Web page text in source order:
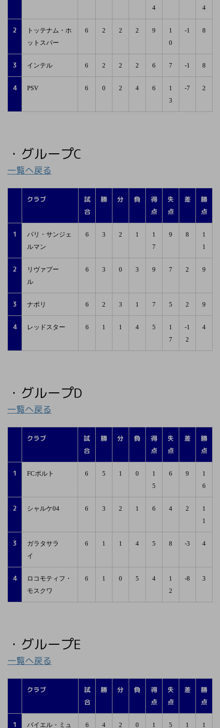
4
4
2
トッテナム・ホ
ットスパー
6 2 2 2 9
1
0
-1 8
3 インテル 6 2 2 2 6 7 -1 8
4 PSV 6 0 2 4 6
1
3
-7 2
・グループC
一覧へ戻る
クラブ
試
合
勝 分 負
得
点
失
点
差
勝
点
1
パリ・サンジェ
ルマン
6 3 2 1
1
7
9 8
1
1
2
リヴァプー
ル
6 3 0 3 9 7 2 9
3 ナポリ 6 2 3 1 7 5 2 9
4 レッドスター 6 1 1 4 5
1
7
-1
2
4
・グループD
一覧へ戻る
クラブ
試
合
勝 分 負
得
点
失
点
差
勝
点
1 FCポルト 6 5 1 0
1
5
6 9
1
6
2 シャルケ04 6 3 2 1 6 4 2
1
1
3
ガラタサラ
イ
6 1 1 4 5 8 -3 4
4
ロコモティフ・
モスクワ
6 1 0 5 4
1
2
-8 3
・グループE
一覧へ戻る
クラブ
試
合
勝 分 負
得
点
失
点
差
勝
点
1 バイエル・ミュ 6 4 2 0 1 5 1 1